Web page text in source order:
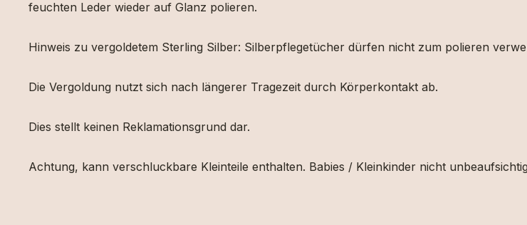
feuchten Leder wieder auf Glanz polieren.
Hinweis zu vergoldetem Sterling Silber: Silberpflegetücher dürfen nicht zum polieren
Die Vergoldung nutzt sich nach längerer Tragezeit durch Körperkontakt ab.
Dies stellt keinen Reklamationsgrund dar.
Achtung, kann verschluckbare Kleinteile enthalten. Babies / Kleinkinder nicht